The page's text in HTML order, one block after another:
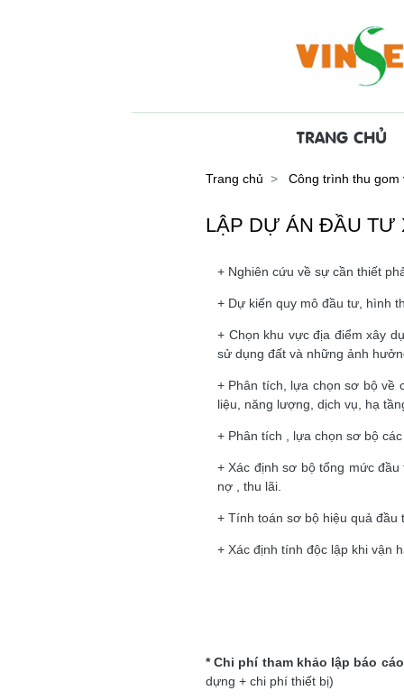
TRANG CHỦ
Trang chủ Công trình thu
LẬP DỰ ÁN ĐẦU TƯ
+ Nghiên cứu về sự cần thiết
+ Dự kiến quy mô đầu tư, hình
+ Chọn khu vực địa điểm xây
sử dụng đất và những ảnh
+ Phân tích, lựa chọn sơ bộ về
liệu, năng lượng, dịch vụ, hạ
+ Phân tích , lựa chọn sơ bộ
+ Xác định sơ bộ tổng mức
nợ , thu lãi.
+ Tính toán sơ bộ hiệu quả đầu
+ Xác định tính độc lập khi vận
* Chi phí tham khảo lập báo
dựng + chi